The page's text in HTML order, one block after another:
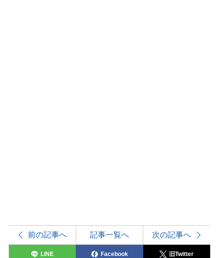
前の記事へ 記事一覧へ 次の記事へ
LINE Facebook 旧Twitter